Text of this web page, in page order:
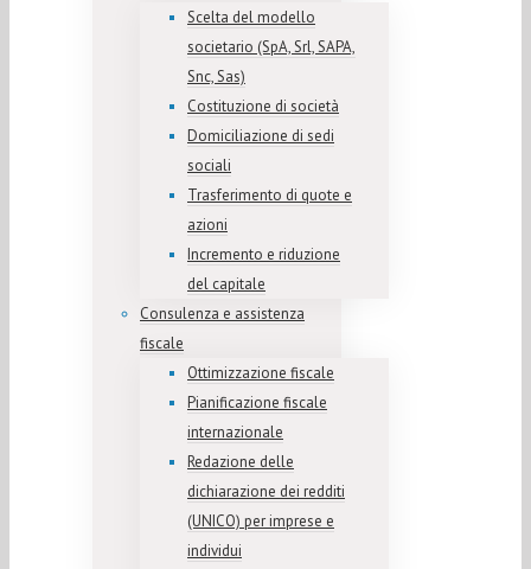
Scelta del modello
societario (SpA, Srl, SAPA,
Snc, Sas)
Costituzione di società
Domiciliazione di sedi
sociali
Trasferimento di quote e
azioni
Incremento e riduzione
del capitale
Consulenza e assistenza
fiscale
Ottimizzazione fiscale
Pianificazione fiscale
internazionale
Redazione delle
dichiarazione dei redditi
(UNICO) per imprese e
individui